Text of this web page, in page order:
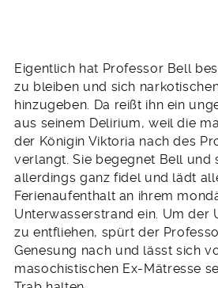
Eigentlich hat Professor Bell
zu bleiben und sich
hinzugeben. Da reißt ihn ein
aus seinem Delirium, weil die
der Königin Viktoria nach des
verlangt. Sie begegnet Bell und
allerdings ganz fidel und lädt
Ferienaufenthalt an ihrem
Unterwasserstrand ein. Um der
zu entfliehen, spürt der
Genesung nach und lässt sich
masochistischen Ex-Mätresse